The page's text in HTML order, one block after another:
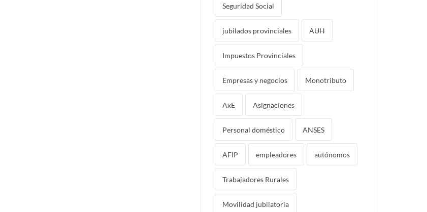
Seguridad Social
jubilados provinciales AUH
Impuestos Provinciales
Empresas y negocios Monotributo
AxE Asignaciones
Personal doméstico ANSES
AFIP empleadores autónomos
Trabajadores Rurales
Movilidad jubilatoria